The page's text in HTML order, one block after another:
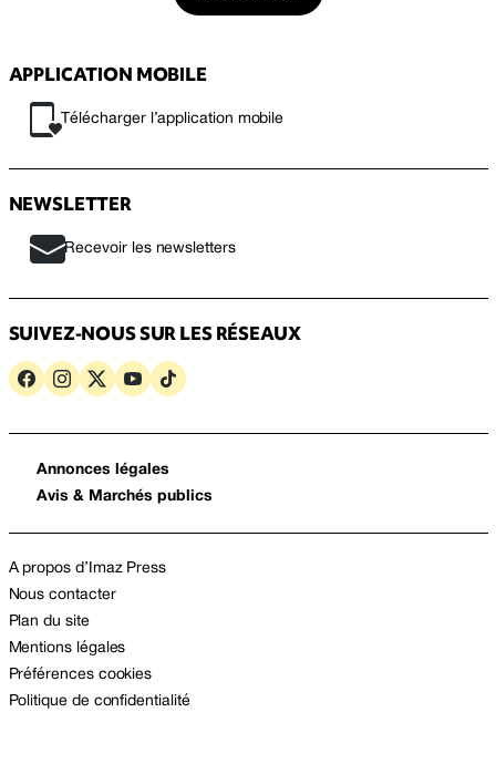
APPLICATION MOBILE
Télécharger l’application mobile
NEWSLETTER
Recevoir les newsletters
SUIVEZ-NOUS SUR LES RÉSEAUX
Annonces légales
Avis & Marchés publics
A propos d’Imaz Press
Nous contacter
Plan du site
Mentions légales
Préférences cookies
Politique de confidentialité